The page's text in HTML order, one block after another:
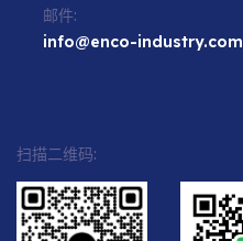
邮件:
info@enco-industry.com
扫描二维码: